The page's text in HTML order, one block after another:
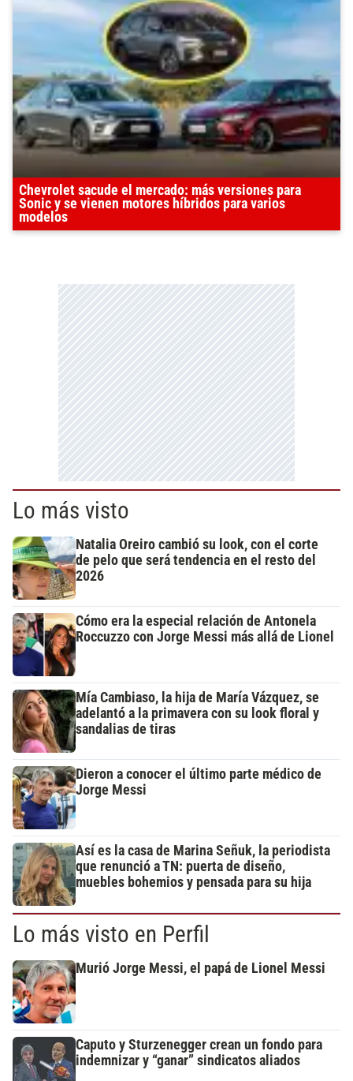
Chevrolet sacude el mercado: más versiones para
Sonic y se vienen motores híbridos para varios
modelos
Lo más visto
Natalia Oreiro cambió su look, con el corte
de pelo que será tendencia en el resto del
2026
Cómo era la especial relación de Antonela
Roccuzzo con Jorge Messi más allá de Lionel
Mía Cambiaso, la hija de María Vázquez, se
adelantó a la primavera con su look floral y
sandalias de tiras
Dieron a conocer el último parte médico de
Jorge Messi
Así es la casa de Marina Señuk, la periodista
que renunció a TN: puerta de diseño,
muebles bohemios y pensada para su hija
Lo más visto en Perfil
Murió Jorge Messi, el papá de Lionel Messi
Caputo y Sturzenegger crean un fondo para
indemnizar y “ganar” sindicatos aliados